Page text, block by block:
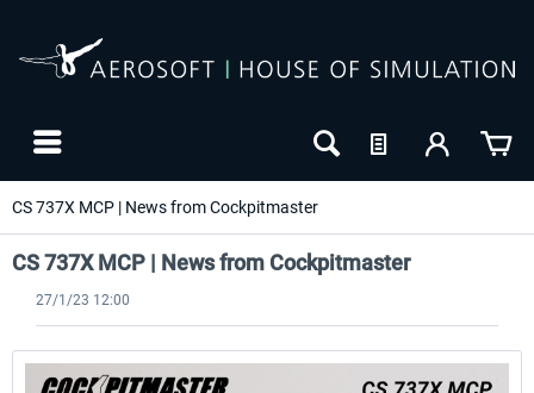
CS 737X MCP | News from Cockpitmaster
CS 737X MCP | News from Cockpitmaster
27/1/23 12:00